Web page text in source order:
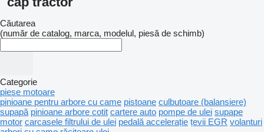
Căutarea
(număr de catalog, marca, modelul, piesă de schimb)
Categorie
piese motoare
pinioane pentru arbore cu came pistoane culbutoare (balansiere)
supapă pinioane arbore cotit cartere auto pompe de ulei supape
motor carcasele filtrului de ulei pedală accelerație țevii EGR volanturi